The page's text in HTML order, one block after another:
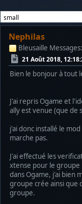
Nephilas
Bleusaille
21 Août 2018,
Bien le bonjour à tout
J'ai repris Ogame et
ally est venue (que de
j'ai donc installé le
marche pas.
J'ai effectué les
xtense pour le groupe
dans Ogame, j'ai bien
groupe crée ainsi que
groupe.